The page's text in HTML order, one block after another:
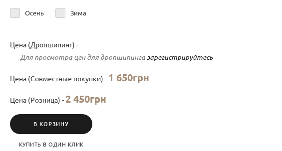
Осень Зима
Цена (Дропшипинг) -
Для просмотра цен для дропшипинга зарегистрируйтесь
Цена (Совместные покупки) - 1 650грн
Цена (Розница) - 2 450грн
В КОРЗИНУ
КУПИТЬ В ОДИН КЛИК